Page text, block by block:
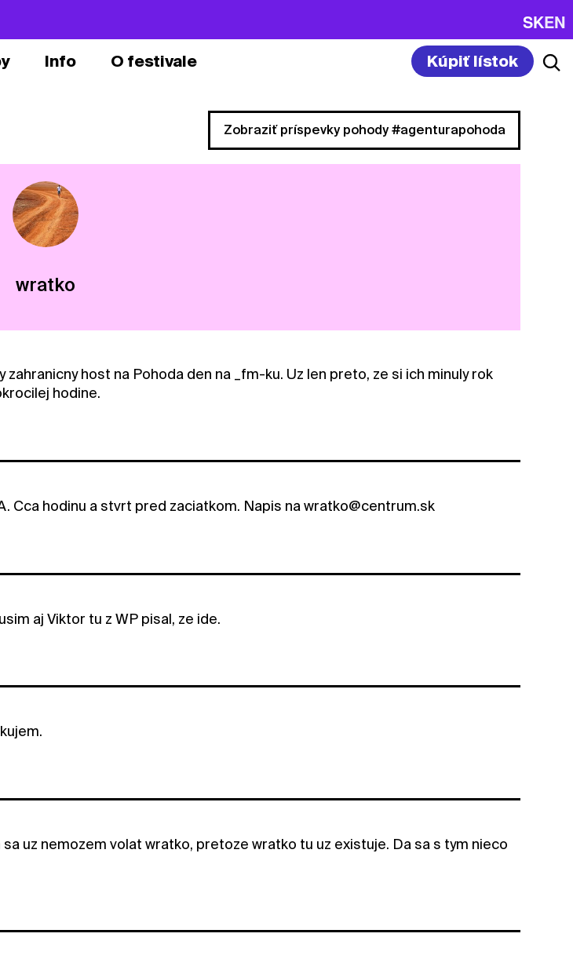
SKEN
Info O festivale Kúpiť lístok
Zobraziť príspevky pohody #agenturapohoda
wratko
zahranicny host na Pohoda den na _fm-ku. Uz len preto, ze si ich minuly rok
hodine.
Cca hodinu a stvrt pred zaciatkom. Napis na wratko@centrum.sk
aj Viktor tu z WP pisal, ze ide.
sa uz nemozem volat wratko, pretoze wratko tu uz existuje. Da sa s tym nieco